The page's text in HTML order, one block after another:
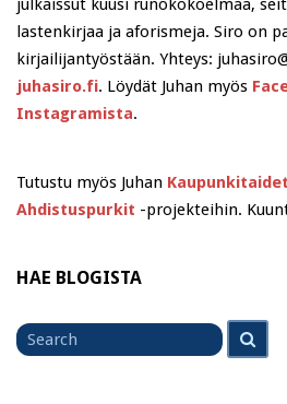
julkaissut kuusi runokokoelmaa,
lastenkirjaa ja aforismeja. Siro on
kirjailijantyöstään. Yhteys:
juhasiro.fi. Löydät Juhan myös
Instagramista.
Tutustu myös Juhan
Ahdistuspurkit -projekteihin.
HAE BLOGISTA
Search
for